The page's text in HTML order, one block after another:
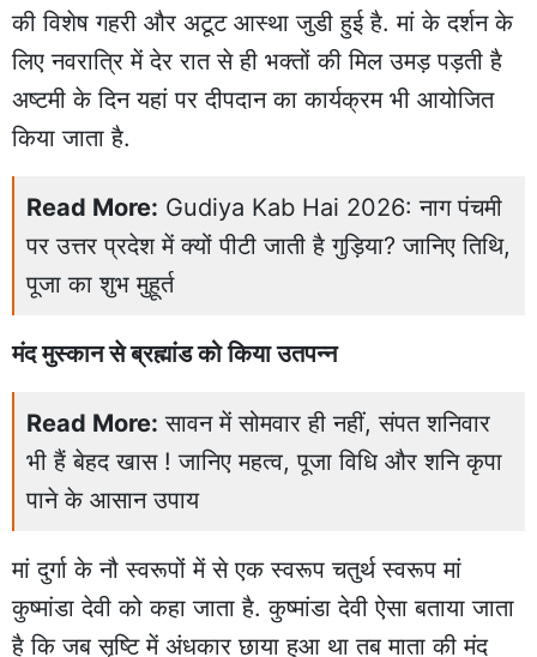
की विशेष गहरी और अटूट आस्था जुडी हुई है. मां के दर्शन के
लिए नवरात्रि में देर रात से ही भक्तों की मिल उमड़ पड़ती है
अष्टमी के दिन यहां पर दीपदान का कार्यक्रम भी आयोजित
किया जाता है.
Read More: Gudiya Kab Hai 2026: नाग पंचमी
पर उत्तर प्रदेश में क्यों पीटी जाती है गुड़िया? जानिए तिथि,
पूजा का शुभ मुहूर्त
मंद मुस्कान से ब्रह्मांड को किया उतपन्न
Read More: सावन में सोमवार ही नहीं, संपत शनिवार
भी हैं बेहद खास ! जानिए महत्व, पूजा विधि और शनि कृपा
पाने के आसान उपाय
मां दुर्गा के नौ स्वरूपों में से एक स्वरूप चतुर्थ स्वरूप मां
कुष्मांडा देवी को कहा जाता है. कुष्मांडा देवी ऐसा बताया जाता
है कि जब सृष्टि में अंधकार छाया हुआ था तब माता की मंद